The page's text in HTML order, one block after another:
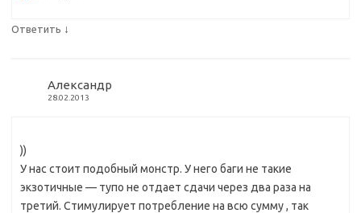
Ответить ↓
Александр
28.02.2013
))
У нас стоит подобный монстр. У него баги не такие
экзотичные — тупо не отдает сдачи через два раза на
третий. Стимулирует потребление на всю сумму , так